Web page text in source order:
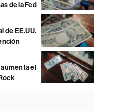
de la Fed
de EE.UU.
el